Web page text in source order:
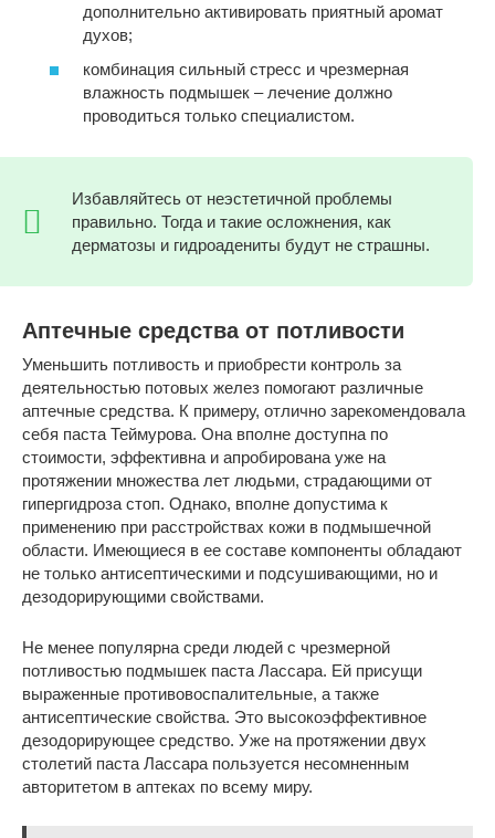
дополнительно активировать приятный аромат
духов;
комбинация сильный стресс и чрезмерная
влажность подмышек – лечение должно
проводиться только специалистом.
Избавляйтесь от неэстетичной проблемы
правильно. Тогда и такие осложнения, как
дерматозы и гидроадениты будут не страшны.
Аптечные средства от потливости
Уменьшить потливость и приобрести контроль за
деятельностью потовых желез помогают различные
аптечные средства. К примеру, отлично зарекомендовала
себя паста Теймурова. Она вполне доступна по
стоимости, эффективна и апробирована уже на
протяжении множества лет людьми, страдающими от
гипергидроза стоп. Однако, вполне допустима к
применению при расстройствах кожи в подмышечной
области. Имеющиеся в ее составе компоненты обладают
не только антисептическими и подсушивающими, но и
дезодорирующими свойствами.
Не менее популярна среди людей с чрезмерной
потливостью подмышек паста Лассара. Ей присущи
выраженные противовоспалительные, а также
антисептические свойства. Это высокоэффективное
дезодорирующее средство. Уже на протяжении двух
столетий паста Лассара пользуется несомненным
авторитетом в аптеках по всему миру.